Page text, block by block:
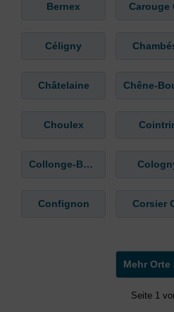
Bernex Carouge
Céligny
Châtelaine
Choulex
Collonge-Bellerive
Confignon Corsier
Seite 1